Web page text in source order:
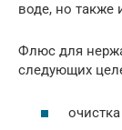
воде, но также
Флюс для
следующих